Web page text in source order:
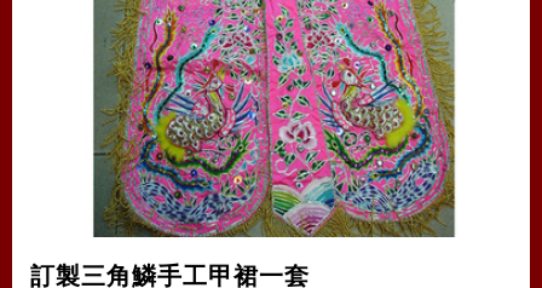
訂製三角鱗手工甲裙一套